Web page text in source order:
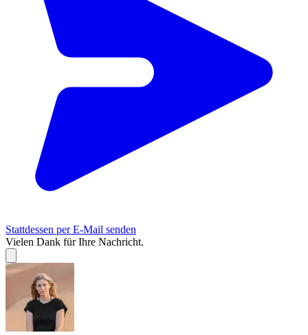
Stattdessen per E-Mail senden
Vielen Dank für Ihre Nachricht.